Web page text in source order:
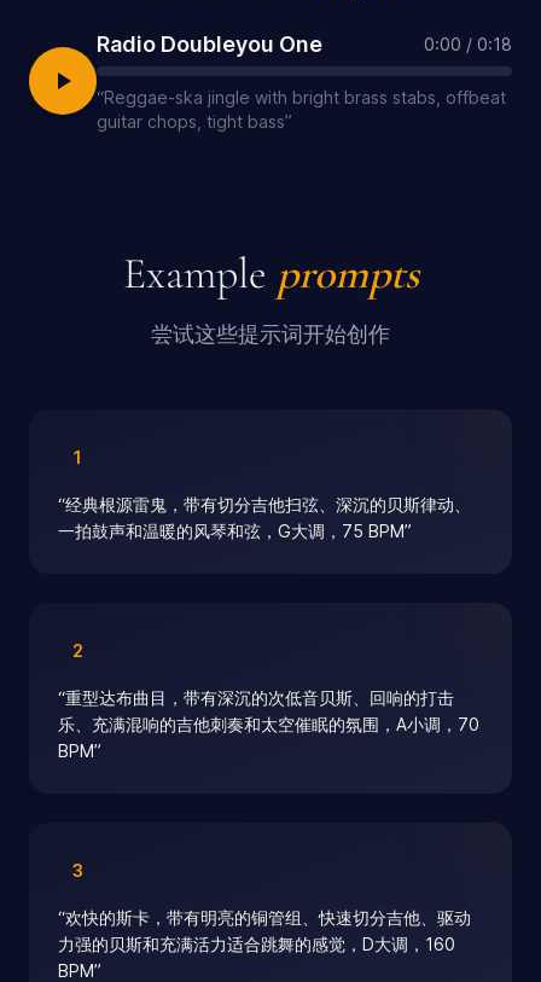
Radio Doubleyou One 0:00 / 0:18
“Reggae-ska jingle with bright brass stabs, offbeat
guitar chops, tight bass”
Example prompts
尝试这些提示词开始创作
1
“经典根源雷鬼，带有切分吉他扫弦、深沉的贝斯律动、
一拍鼓声和温暖的风琴和弦，G大调，75 BPM”
2
“重型达布曲目，带有深沉的次低音贝斯、回响的打击
乐、充满混响的吉他刺奏和太空催眠的氛围，A小调，70
BPM”
3
“欢快的斯卡，带有明亮的铜管组、快速切分吉他、驱动
力强的贝斯和充满活力适合跳舞的感觉，D大调，160
BPM”